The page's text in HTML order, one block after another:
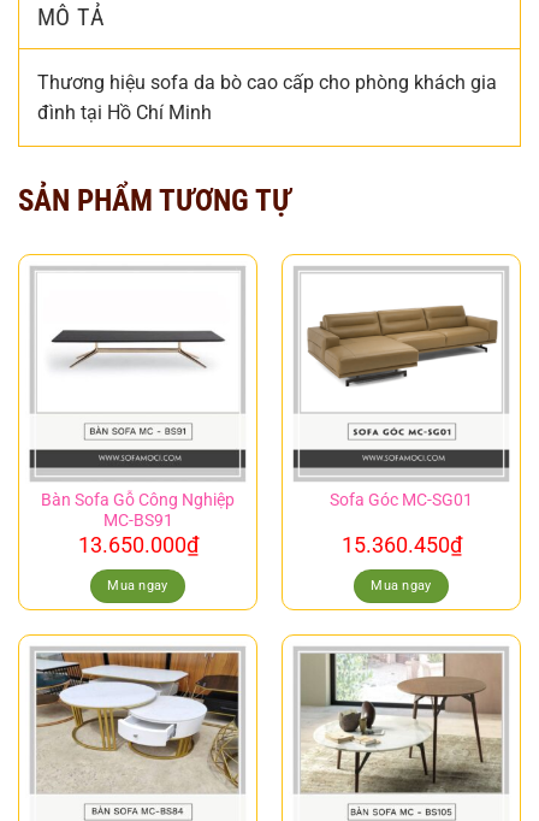
MÔ TẢ
Thương hiệu sofa da bò cao cấp cho phòng khách gia
đình tại Hồ Chí Minh
SẢN PHẨM TƯƠNG TỰ
Bàn Sofa Gỗ Công Nghiệp
MC-BS91
13.650.000₫
Mua ngay
Sofa Góc MC-SG01
15.360.450₫
Mua ngay